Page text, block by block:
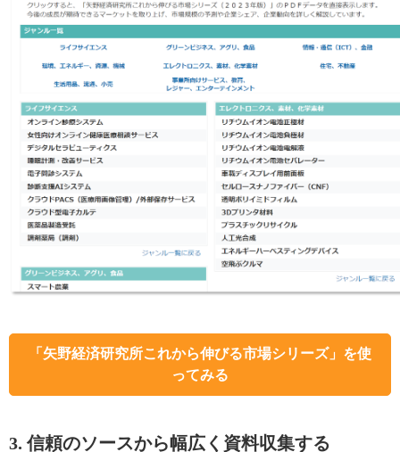
「矢野経済研究所これから伸びる市場シリーズ」を使
ってみる
3. 信頼のソースから幅広く資料収集する